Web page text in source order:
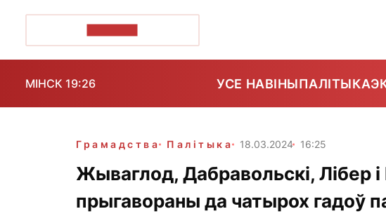
МІНСК 19:26 УСЕ НАВІНЫПАЛІТЫКА
Грамадства Палітыка 18.03.2024 16:25
Жываглод, Дабравольскі, Лібер
прыгавораны да чатырох гадоў